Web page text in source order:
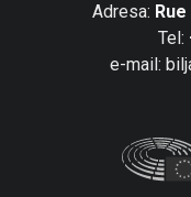
Adresa:
Tel:
e-mail: